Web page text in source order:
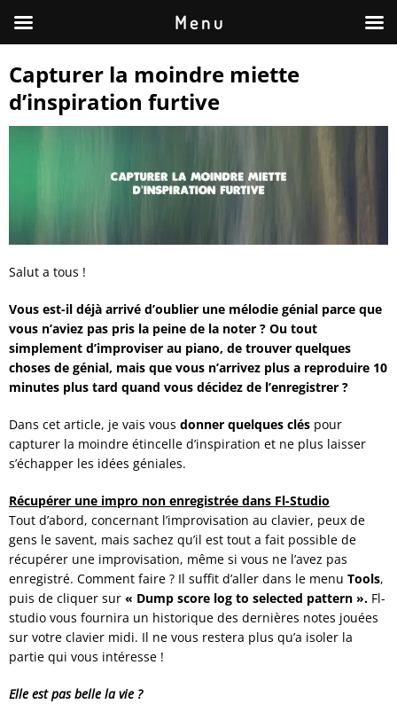
Capturer la moindre miette
d’inspiration furtive
Salut a tous !
Vous est-il déjà arrivé d’oublier une mélodie génial parce que
vous n’aviez pas pris la peine de la noter ? Ou tout
simplement d’improviser au piano, de trouver quelques
choses de génial, mais que vous n’arrivez plus a reproduire 10
minutes plus tard quand vous décidez de l’enregistrer ?
Dans cet article, je vais vous donner quelques clés pour
capturer la moindre étincelle d’inspiration et ne plus laisser
s’échapper les idées géniales.
Récupérer une impro non enregistrée dans Fl-Studio
Tout d’abord, concernant l’improvisation au clavier, peux de
gens le savent, mais sachez qu’il est tout a fait possible de
récupérer une improvisation, même si vous ne l’avez pas
enregistré. Comment faire ? Il suffit d’aller dans le menu Tools,
puis de cliquer sur « Dump score log to selected pattern ». Fl-
studio vous fournira un historique des dernières notes jouées
sur votre clavier midi. Il ne vous restera plus qu’a isoler la
partie qui vous intéresse !
Elle est pas belle la vie ?
M e n u